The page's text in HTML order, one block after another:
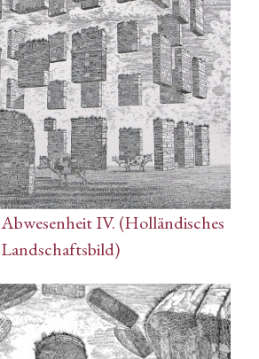
Abwesenheit IV. (Holländisches
Landschaftsbild)